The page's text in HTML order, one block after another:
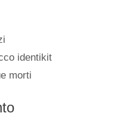
identikit
morti